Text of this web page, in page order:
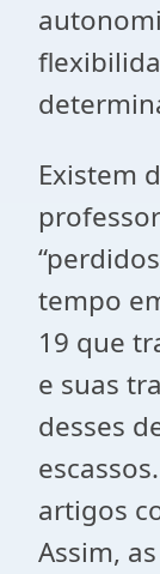
Existem
tempo
19 que
e suas
desses
artigos
Assim,